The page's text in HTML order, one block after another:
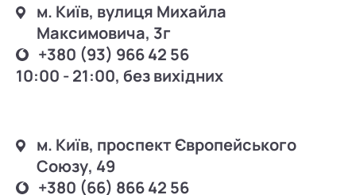
м. Київ, вулиця Михайла
Максимовича, 3г
+380 (93) 966 42 56
10:00 - 21:00, без вихідних
м. Київ, проспект Європейського
Союзу, 49
+380 (66) 866 42 56